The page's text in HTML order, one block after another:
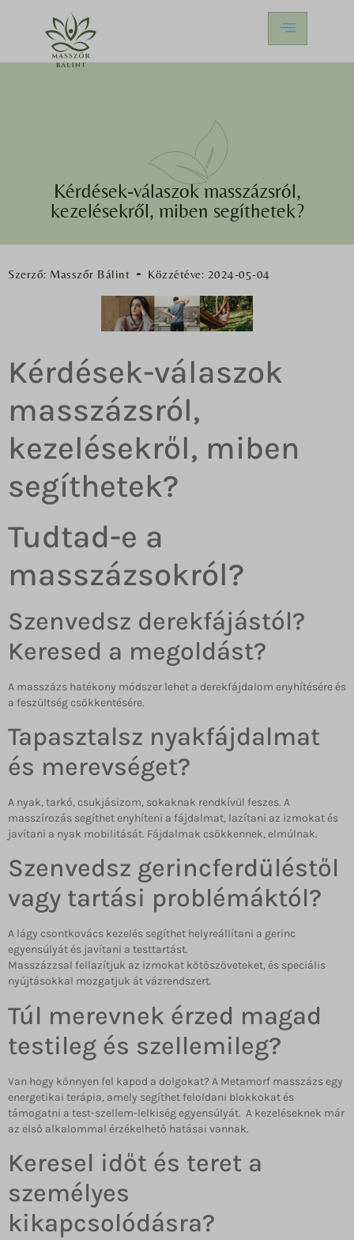
Kérdések-válaszok masszázsról,
kezelésekről, miben segíthetek?
Szerző: Masszőr Bálint Közzétéve: 2024-05-04
Kérdések-válaszok
masszázsról,
kezelésekről, miben
segíthetek?
Tudtad-e a
masszázsokról?
Szenvedsz derekfájástól?
Keresed a megoldást?
A masszázs hatékony módszer lehet a derekfájdalom enyhítésére és
a feszültség csökkentésére.
Tapasztalsz nyakfájdalmat
és merevséget?
A nyak, tarkó, csukjásizom, sokaknak rendkívül feszes. A
masszírozás segíthet enyhíteni a fájdalmat, lazítani az izmokat és
javítani a nyak mobilitását. Fájdalmak csökkennek, elmúlnak.
Szenvedsz gerincferdüléstől
vagy tartási problémáktól?
A lágy csontkovács kezelés segíthet helyreállítani a gerinc
egyensúlyát és javítani a testtartást.
Masszázzsal fellazítjuk az izmokat kötőszöveteket, és speciális
nyújtásokkal mozgatjuk át vázrendszert.
Túl merevnek érzed magad
testileg és szellemileg?
Van hogy könnyen fel kapod a dolgokat? A Metamorf masszázs egy
energetikai terápia, amely segíthet feloldani blokkokat és
támogatni a test-szellem-lelkiség egyensúlyát. A kezeléseknek már
az első alkalommal érzékelhető hatásai vannak.
Keresel időt és teret a
személyes
kikapcsolódásra?